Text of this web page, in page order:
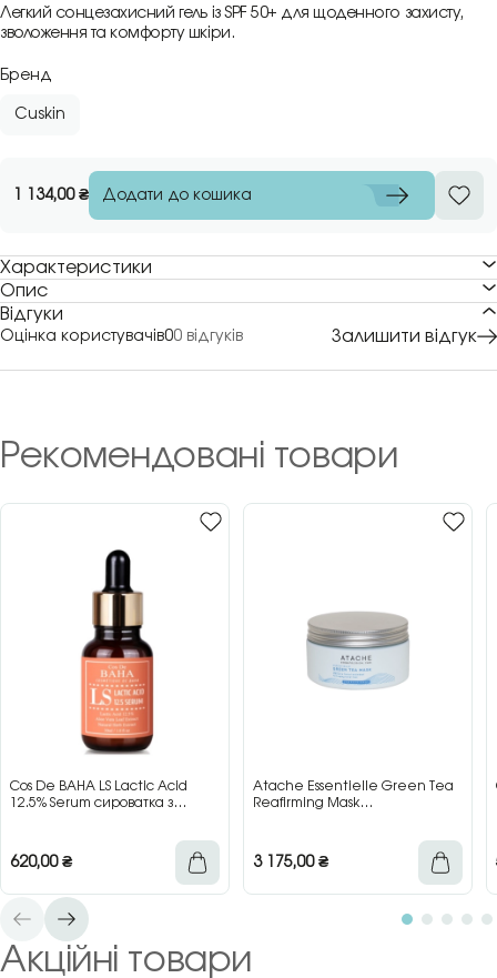
Легкий сонцезахисний гель із SPF 50+ для щоденного захисту,
зволоження та комфорту шкіри.
Бренд
Cuskin
1 134,00₴ Додати до кошика
Характеристики
Опис
Відгуки
Оцінка користувачів00 відгуків Залишити відгук
Рекомендовані товари
Cos De BAHA LS Lactic Acid
12.5% Serum сироватка з
620,00₴
Atache Essentielle Green Tea
Reafirming Mask
3 175,00₴
Акційні товари